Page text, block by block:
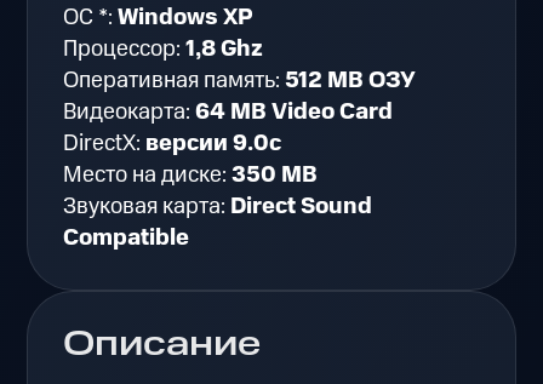
Описание
ОС *:Windows XP
Процессор:1,8 Ghz
Оперативная память:512 MB ОЗУ
Видеокарта:64 MB Video Card
DirectX: версии 9.0c
Место на диске:350 MB
Звуковая карта: Direct Sound
Compatible